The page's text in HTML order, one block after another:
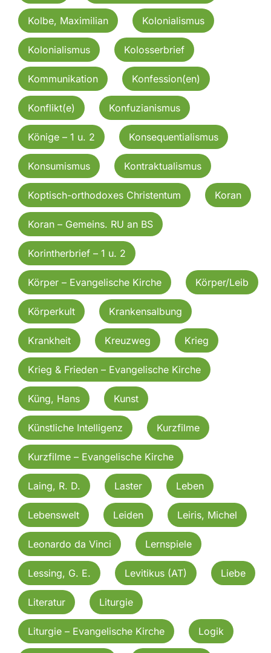
Kolbe, Maximilian Kolonialismus
Kolonialismus Kolosserbrief
Kommunikation Konfession(en)
Konflikt(e) Konfuzianismus
Könige – 1 u. 2 Konsequentialismus
Konsumismus Kontraktualismus
Koptisch-orthodoxes Christentum Koran
Koran – Gemeins. RU an BS
Korintherbrief – 1 u. 2
Körper – Evangelische Kirche Körper/Leib
Körperkult Krankensalbung
Krankheit Kreuzweg Krieg
Krieg & Frieden – Evangelische Kirche
Küng, Hans Kunst
Künstliche Intelligenz Kurzfilme
Kurzfilme – Evangelische Kirche
Laing, R. D. Laster Leben
Lebenswelt Leiden Leiris, Michel
Leonardo da Vinci Lernspiele
Lessing, G. E. Levitikus (AT) Liebe
Literatur Liturgie
Liturgie – Evangelische Kirche Logik